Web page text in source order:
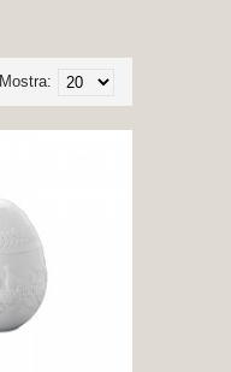
Mostra: